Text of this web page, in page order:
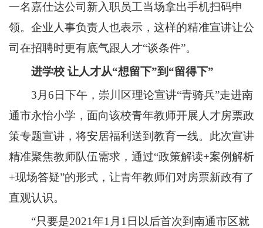
一名嘉仕达公司新入职员工当场拿出手机扫码申
领。企业人事负责人也表示，这样的精准宣讲让公
司在招聘时更有底气跟人才“谈条件”。
进学校 让人才从“想留下”到“留得下”
3月6日下午，崇川区理论宣讲“青骑兵”走进南
通市永怡小学，面向该校青年教师开展人才房票政
策专题宣讲，将安居福利送到教育一线。此次宣讲
精准聚焦教师队伍需求，通过“政策解读+案例解析
+现场答疑”的形式，让青年教师们对房票新政有了
直观认识。
“只要是2021年1月1日以后首次到南通市区就